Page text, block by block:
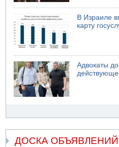
В Израиле
карту
Адвокаты
ДОСКА ОБЪЯВЛЕНИЙ